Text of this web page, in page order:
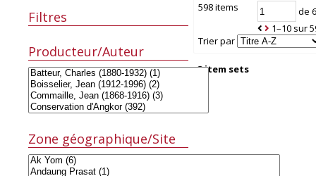
598 items
de
1–10 sur
Trier par
3 item sets
Filtres
Producteur/Auteur
Zone géographique/Site